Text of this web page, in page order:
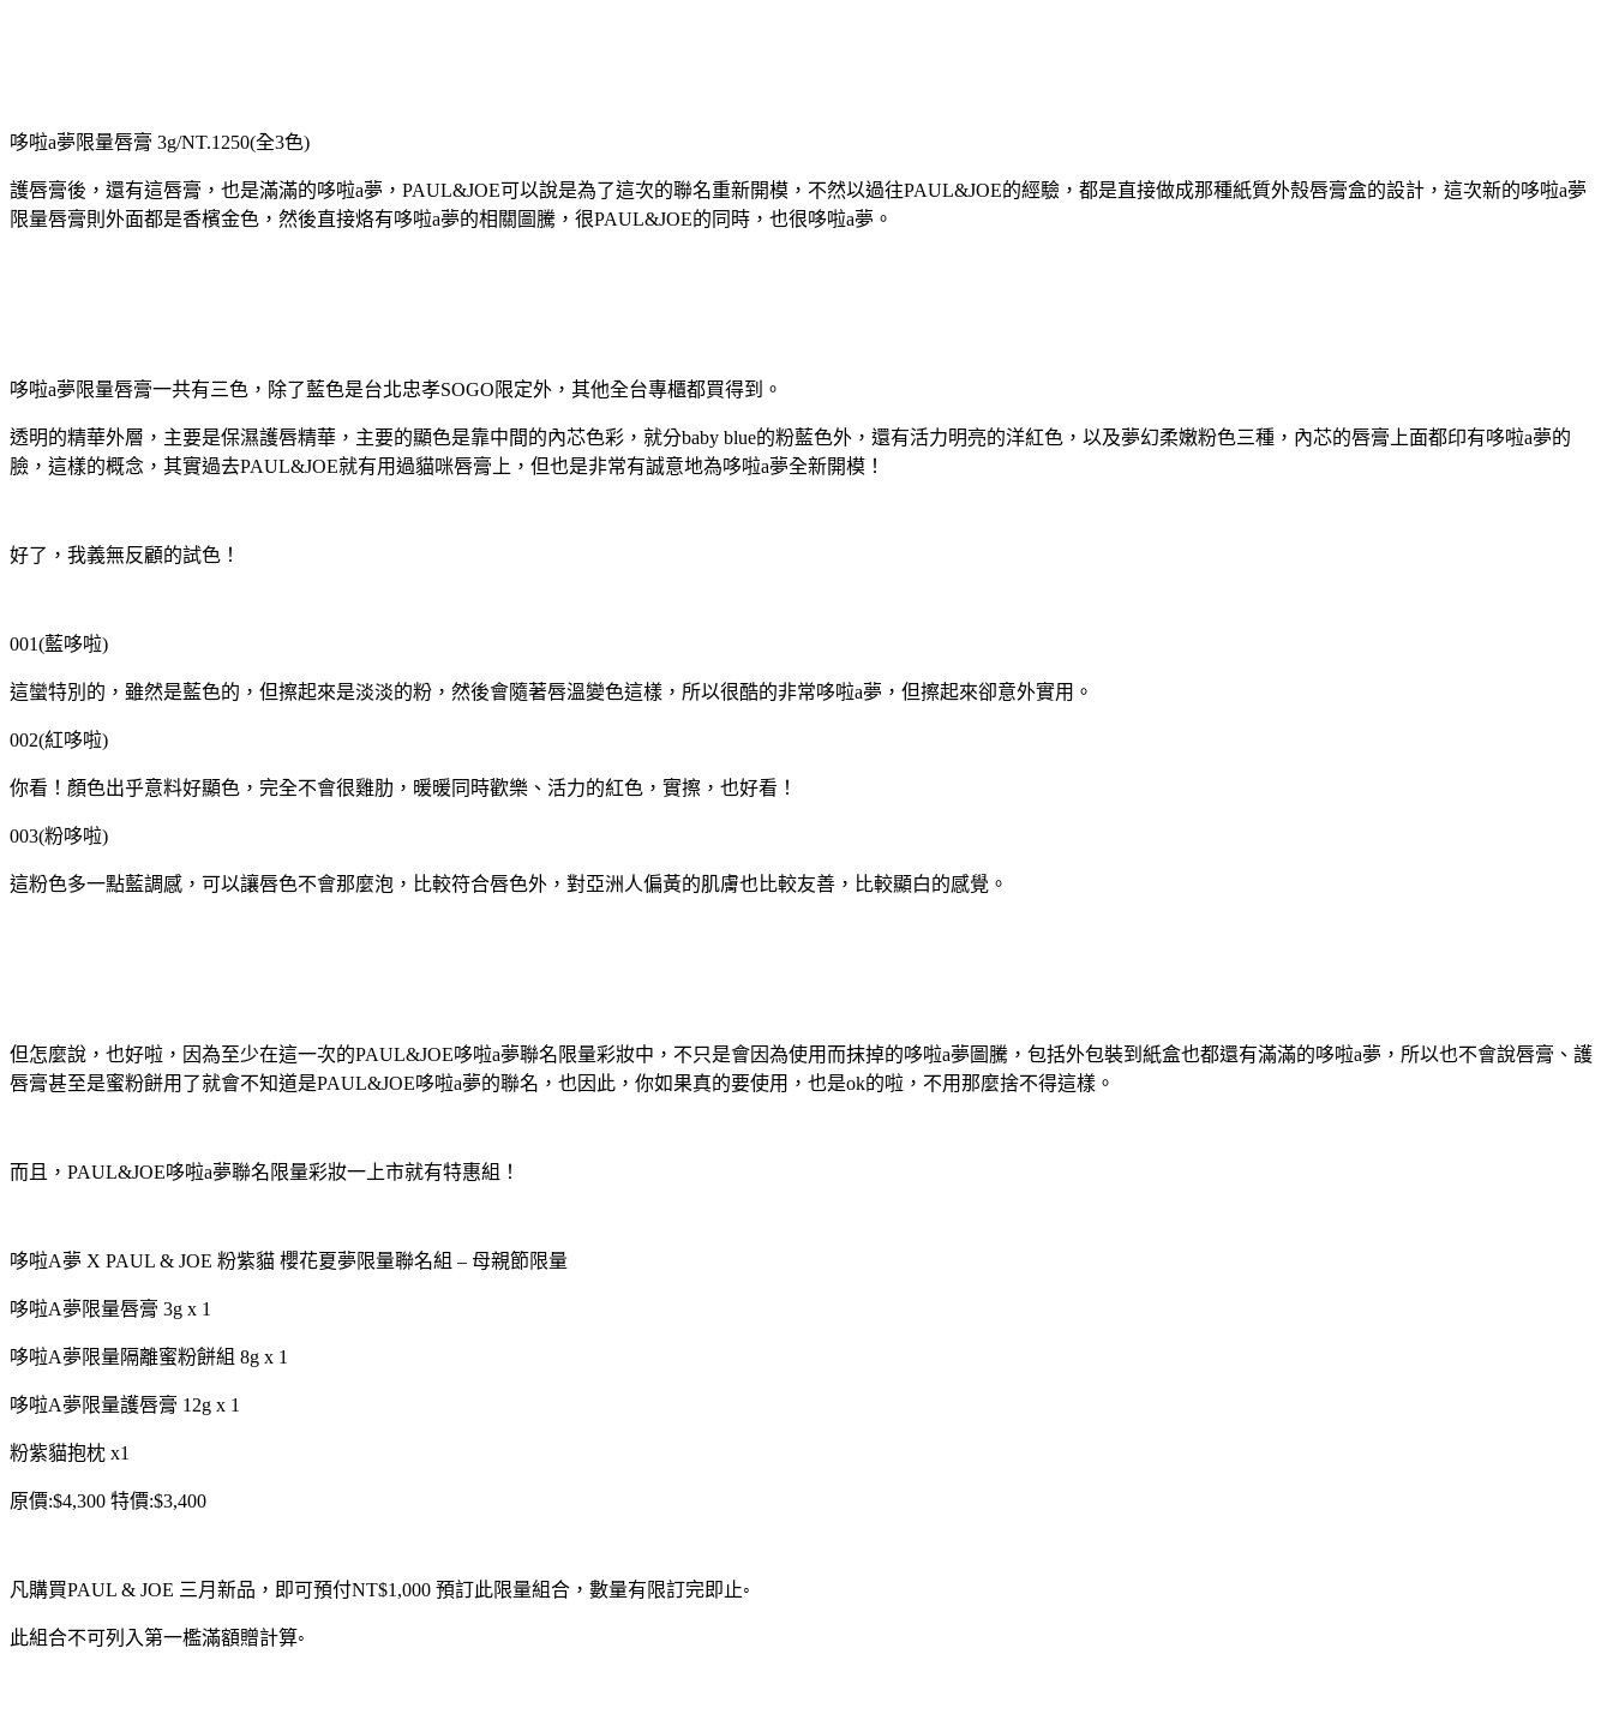
哆啦a夢限量唇膏 3g/NT.1250(全3色)
護唇膏後，還有這唇膏，也是滿滿的哆啦a夢，PAUL&JOE可以說是為了這次的聯名重新開模，不然以過往PAUL&JOE的經驗，都是直接做成那種紙質外殼唇膏盒的設計，這次新的哆啦a夢
限量唇膏則外面都是香檳金色，然後直接烙有哆啦a夢的相關圖騰，很PAUL&JOE的同時，也很哆啦a夢。
哆啦a夢限量唇膏一共有三色，除了藍色是台北忠孝SOGO限定外，其他全台專櫃都買得到。
透明的精華外層，主要是保濕護唇精華，主要的顯色是靠中間的內芯色彩，就分baby blue的粉藍色外，還有活力明亮的洋紅色，以及夢幻柔嫩粉色三種，內芯的唇膏上面都印有哆啦a夢的
臉，這樣的概念，其實過去PAUL&JOE就有用過貓咪唇膏上，但也是非常有誠意地為哆啦a夢全新開模！
好了，我義無反顧的試色！
001(藍哆啦)
這蠻特別的，雖然是藍色的，但擦起來是淡淡的粉，然後會隨著唇溫變色這樣，所以很酷的非常哆啦a夢，但擦起來卻意外實用。
002(紅哆啦)
你看！顏色出乎意料好顯色，完全不會很雞肋，暖暖同時歡樂、活力的紅色，實擦，也好看！
003(粉哆啦)
這粉色多一點藍調感，可以讓唇色不會那麼泡，比較符合唇色外，對亞洲人偏黃的肌膚也比較友善，比較顯白的感覺。
但怎麼說，也好啦，因為至少在這一次的PAUL&JOE哆啦a夢聯名限量彩妝中，不只是會因為使用而抹掉的哆啦a夢圖騰，包括外包裝到紙盒也都還有滿滿的哆啦a夢，所以也不會說唇膏、護
唇膏甚至是蜜粉餅用了就會不知道是PAUL&JOE哆啦a夢的聯名，也因此，你如果真的要使用，也是ok的啦，不用那麼捨不得這樣。
而且，PAUL&JOE哆啦a夢聯名限量彩妝一上市就有特惠組！
哆啦A夢 Χ PAUL & JOE 粉紫貓 櫻花夏夢限量聯名組 – 母親節限量
哆啦A夢限量唇膏 3g x 1
哆啦A夢限量隔離蜜粉餅組 8g x 1
哆啦A夢限量護唇膏 12g x 1
粉紫貓抱枕 x1
原價:$4,300 特價:$3,400
凡購買PAUL & JOE 三月新品，即可預付NT$1,000 預訂此限量組合，數量有限訂完即止◦
此組合不可列入第一檻滿額贈計算◦